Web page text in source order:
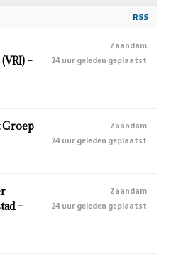
RSS
–
Zaandam
24 uur geleden geplaatst
Groep
Zaandam
24 uur geleden geplaatst
–
Zaandam
24 uur geleden geplaatst